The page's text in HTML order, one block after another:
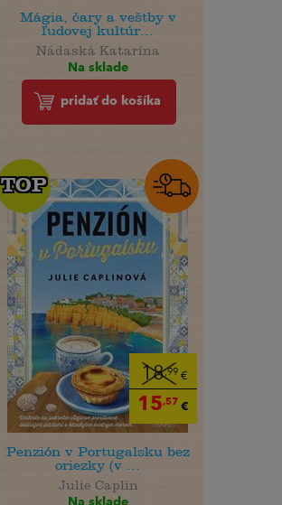
Mágia, čary a veštby v
ľudovej kultúr...
Nádaská Katarína
Na sklade
pridať do košíka
18,99 €
15,57 €
TOP
TOP
Penzión v Portugalsku bez
oriezky (v ...
Julie Caplin
Na sklade